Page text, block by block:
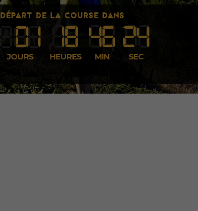
DÉPART DE LA COURSE DANS
0 1 18 46 23
JOURS HEURES MIN SEC